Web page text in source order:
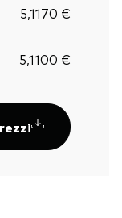
Torna in
5,1170 €
5,1100 €